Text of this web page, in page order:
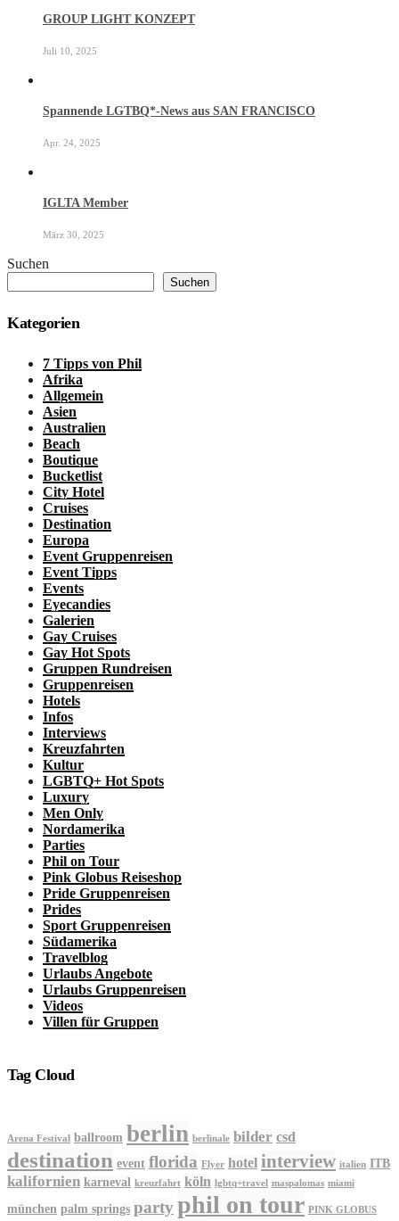
GROUP LIGHT KONZEPT
Juli 10, 2025
Spannende LGTBQ*-News aus SAN FRANCISCO
Apr. 24, 2025
IGLTA Member
März 30, 2025
Suchen
Suchen
Kategorien
7 Tipps von Phil
Afrika
Allgemein
Asien
Australien
Beach
Boutique
Bucketlist
City Hotel
Cruises
Destination
Europa
Event Gruppenreisen
Event Tipps
Events
Eyecandies
Galerien
Gay Cruises
Gay Hot Spots
Gruppen Rundreisen
Gruppenreisen
Hotels
Infos
Interviews
Kreuzfahrten
Kultur
LGBTQ+ Hot Spots
Luxury
Men Only
Nordamerika
Parties
Phil on Tour
Pink Globus Reiseshop
Pride Gruppenreisen
Prides
Sport Gruppenreisen
Südamerika
Travelblog
Urlaubs Angebote
Urlaubs Gruppenreisen
Videos
Villen für Gruppen
Tag Cloud
Arena Festival ballroom berlin berlinale bilder csd
destination event florida Flyer hotel interview italien ITB
kalifornien karneval kreuzfahrt köln lgbtq+travel maspalomas miami
münchen palm springs party phil on tour PINK GLOBUS